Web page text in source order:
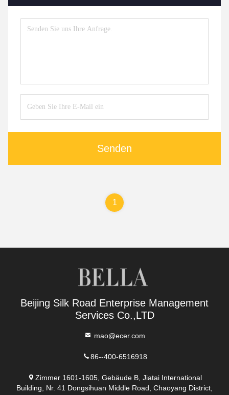
Senden
1
Beijing Silk Road Enterprise Management
Services Co.,LTD
mao@ecer.com
86--400-6516918
Zimmer 1601-1605, Gebäude B, Jiatai International
Building, Nr. 41 Dongsihuan Middle Road, Chaoyang District,